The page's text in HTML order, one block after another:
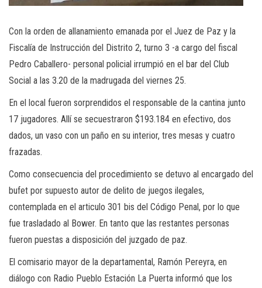
Con la orden de allanamiento emanada por el Juez de Paz y la
Fiscalía de Instrucción del Distrito 2, turno 3 -a cargo del fiscal
Pedro Caballero- personal policial irrumpió en el bar del Club
Social a las 3.20 de la madrugada del viernes 25.
En el local fueron sorprendidos el responsable de la cantina junto
17 jugadores. Allí se secuestraron $193.184 en efectivo, dos
dados, un vaso con un paño en su interior, tres mesas y cuatro
frazadas.
Como consecuencia del procedimiento se detuvo al encargado del
bufet por supuesto autor de delito de juegos ilegales,
contemplada en el articulo 301 bis del Código Penal, por lo que
fue trasladado al Bower. En tanto que las restantes personas
fueron puestas a disposición del juzgado de paz.
El comisario mayor de la departamental, Ramón Pereyra, en
diálogo con Radio Pueblo Estación La Puerta informó que los